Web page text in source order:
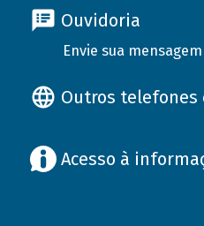
Ouvidoria
Envie sua mensagem
Outros telefones
Acesso à